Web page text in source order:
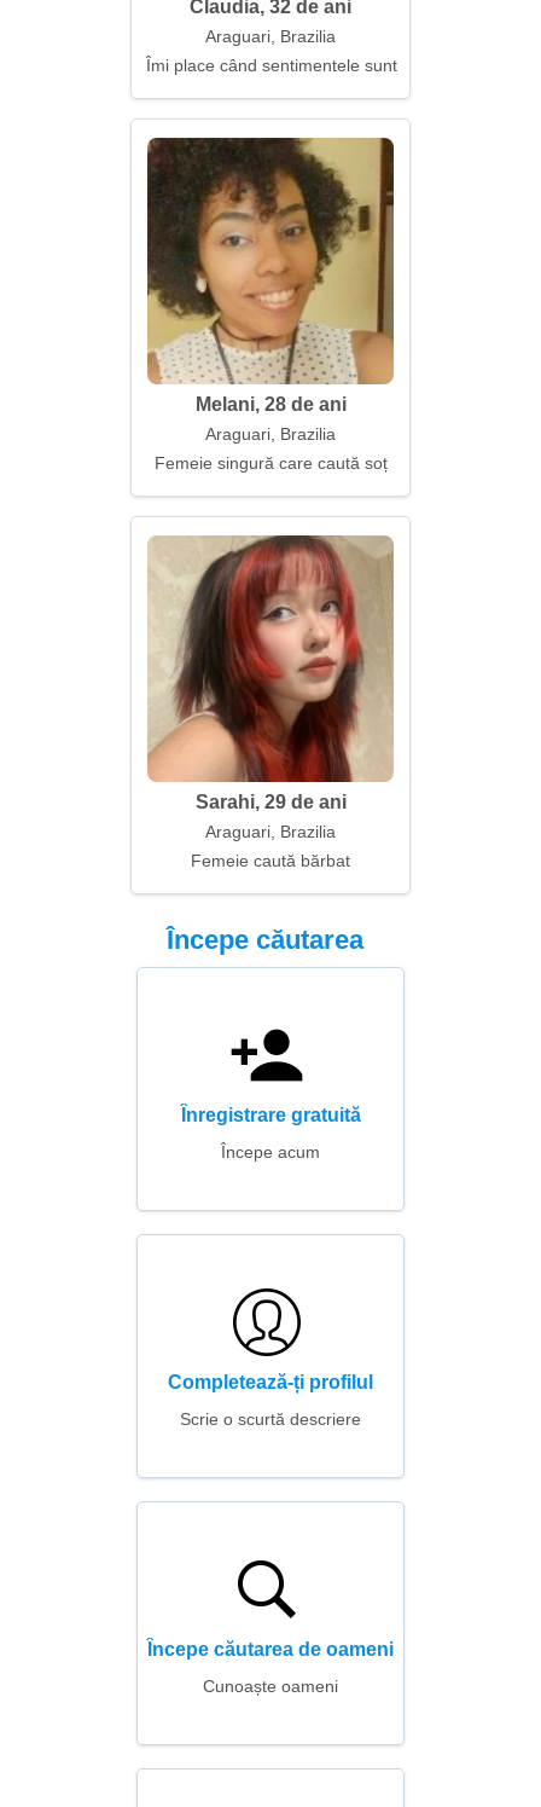
Claudia, 32 de ani
Araguari, Brazilia
Îmi place când sentimentele sunt reale
Melani, 28 de ani
Araguari, Brazilia
Femeie singură care caută soț
Sarahi, 29 de ani
Araguari, Brazilia
Femeie caută bărbat
Începe căutarea
Înregistrare gratuită
Începe acum
Completează-ți profilul
Scrie o scurtă descriere
Începe căutarea de oameni
Cunoaște oameni